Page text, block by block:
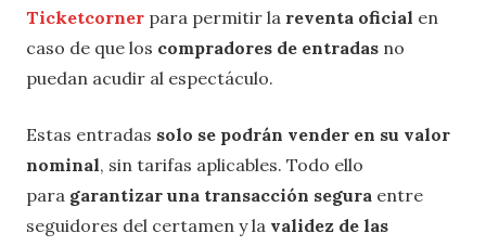
Ticketcorner para permitir la reventa oficial en
caso de que los compradores de entradas no
puedan acudir al espectáculo.
Estas entradas solo se podrán vender en su valor
nominal, sin tarifas aplicables. Todo ello
para garantizar una transacción segura entre
seguidores del certamen y la validez de las